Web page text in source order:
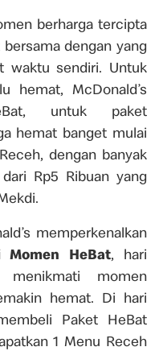
berharga tercipta
dengan yang
waktu sendiri. Untuk
hemat, McDonald’s
untuk paket
hemat banget mulai
dengan banyak
Rp5 Ribuan yang
memperkenalkan
Momen HeBat, hari
momen
hemat. Di hari
Paket HeBat
1 Menu Receh